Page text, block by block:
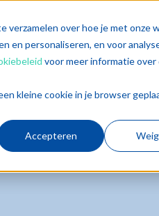
verzamelen over hoe je met onze
en personaliseren, en voor
voor meer informatie over
kleine cookie in je browser
Accepteren
Sectoren Trends